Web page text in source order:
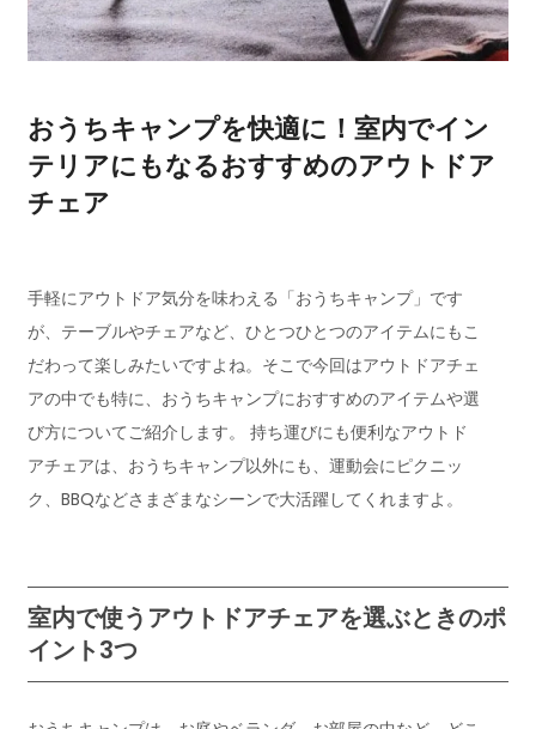
おうちキャンプを快適に！室内でイン
テリアにもなるおすすめのアウトドア
チェア
手軽にアウトドア気分を味わえる「おうちキャンプ」です
が、テーブルやチェアなど、ひとつひとつのアイテムにもこ
だわって楽しみたいですよね。そこで今回はアウトドアチェ
アの中でも特に、おうちキャンプにおすすめのアイテムや選
び方についてご紹介します。 持ち運びにも便利なアウトド
アチェアは、おうちキャンプ以外にも、運動会にピクニッ
ク、BBQなどさまざまなシーンで大活躍してくれますよ。
室内で使うアウトドアチェアを選ぶときのポ
イント3つ